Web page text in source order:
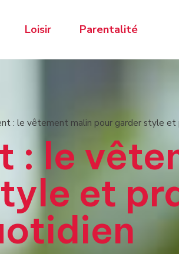
Loisir Parentalité
: le vêtement malin pour garder style et
: le
et